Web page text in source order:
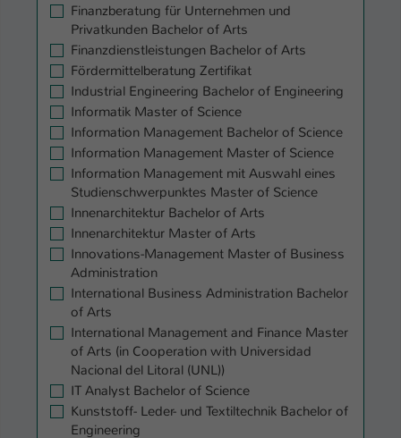
Finanzberatung für Unternehmen und
Privatkunden Bachelor of Arts
Finanzdienstleistungen Bachelor of Arts
Fördermittelberatung Zertifikat
Industrial Engineering Bachelor of Engineering
Informatik Master of Science
Information Management Bachelor of Science
Information Management Master of Science
Information Management mit Auswahl eines
Studienschwerpunktes Master of Science
Innenarchitektur Bachelor of Arts
Innenarchitektur Master of Arts
Innovations-Management Master of Business
Administration
International Business Administration Bachelor
of Arts
International Management and Finance Master
of Arts (in Cooperation with Universidad
Nacional del Litoral (UNL))
IT Analyst Bachelor of Science
Kunststoff- Leder- und Textiltechnik Bachelor of
Engineering
be_typo_user
Anbieter TYPO3
Laufzeit 1 Tag
Zweck
Dieser Cookie teilt der Webseite mit, ob
ein Besucher im Typo3-Backend
angemeldet ist und Rechte besitzt diese
zu verwalten.